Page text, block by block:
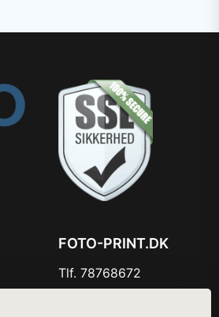
FOTO-PRINT.DK
Tlf. 78768672